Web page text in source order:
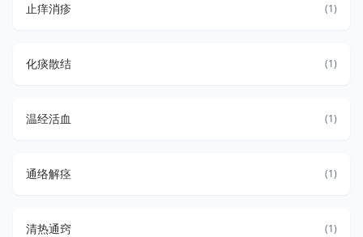
止痒消疹 (1)
化痰散结 (1)
温经活血 (1)
通络解痉 (1)
清热通窍 (1)